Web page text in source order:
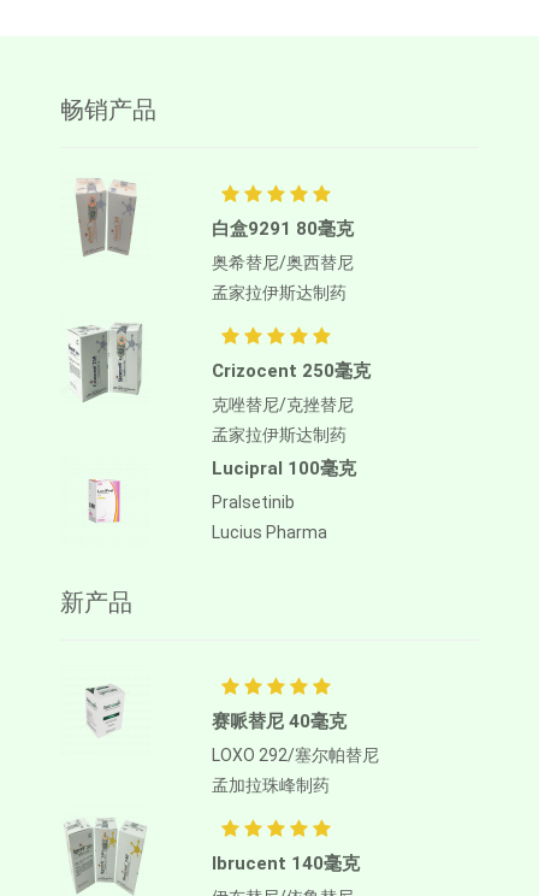
畅销产品
白盒9291 80毫克
奥希替尼/奥西替尼
孟家拉伊斯达制药
Crizocent 250毫克
克唑替尼/克挫替尼
孟家拉伊斯达制药
Lucipral 100毫克
Pralsetinib
Lucius Pharma
新产品
赛哌替尼 40毫克
LOXO 292/塞尔帕替尼
孟加拉珠峰制药
Ibrucent 140毫克